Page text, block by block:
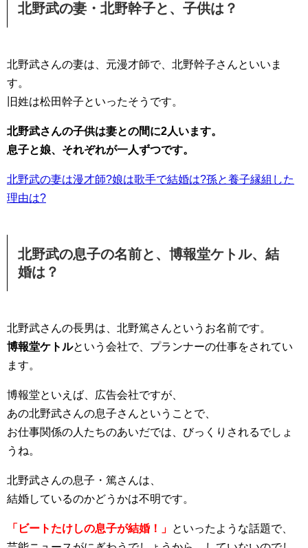
北野武の妻・北野幹子と、子供は？
北野武さんの妻は、元漫才師で、北野幹子さんといいま
す。
旧姓は松田幹子といったそうです。
北野武さんの子供は妻との間に2人います。
息子と娘、それぞれが一人ずつです。
北野武の妻は漫才師?娘は歌手で結婚は?孫と養子縁組した
理由は?
北野武の息子の名前と、博報堂ケトル、結
婚は？
北野武さんの長男は、北野篤さんというお名前です。
博報堂ケトルという会社で、プランナーの仕事をされてい
ます。
博報堂といえば、広告会社ですが、
あの北野武さんの息子さんということで、
お仕事関係の人たちのあいだでは、びっくりされるでしょ
うね。
北野武さんの息子・篤さんは、
結婚しているのかどうかは不明です。
「ビートたけしの息子が結婚！」 といったような話題で、